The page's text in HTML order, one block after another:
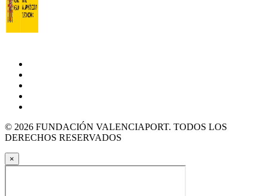
© 2026 FUNDACIÓN VALENCIAPORT. TODOS LOS
DERECHOS RESERVADOS
×